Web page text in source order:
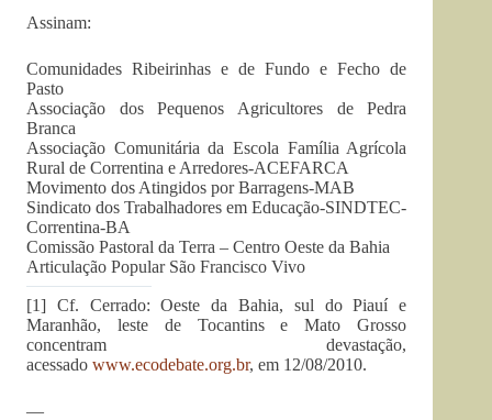
Assinam:
Comunidades Ribeirinhas e de Fundo e Fecho de
Pasto
Associação dos Pequenos Agricultores de Pedra
Branca
Associação Comunitária da Escola Família Agrícola
Rural de Correntina e Arredores-ACEFARCA
Movimento dos Atingidos por Barragens-MAB
Sindicato dos Trabalhadores em Educação-SINDTEC-
Correntina-BA
Comissão Pastoral da Terra – Centro Oeste da Bahia
Articulação Popular São Francisco Vivo
[1] Cf. Cerrado: Oeste da Bahia, sul do Piauí e
Maranhão, leste de Tocantins e Mato Grosso
concentram devastação,
acessado www.ecodebate.org.br, em 12/08/2010.
—